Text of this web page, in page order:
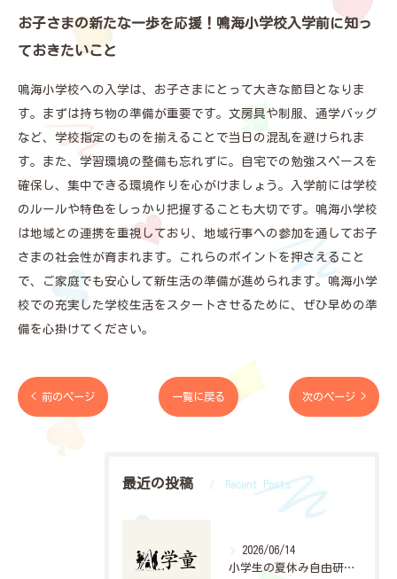
お子さまの新たな一歩を応援！鳴海小学校入学前に知っ
ておきたいこと
鳴海小学校への入学は、お子さまにとって大きな節目となりま
す。まずは持ち物の準備が重要です。文房具や制服、通学バッグ
など、学校指定のものを揃えることで当日の混乱を避けられま
す。また、学習環境の整備も忘れずに。自宅での勉強スペースを
確保し、集中できる環境作りを心がけましょう。入学前には学校
のルールや特色をしっかり把握することも大切です。鳴海小学校
は地域との連携を重視しており、地域行事への参加を通してお子
さまの社会性が育まれます。これらのポイントを押さえること
で、ご家庭でも安心して新生活の準備が進められます。鳴海小学
校での充実した学校生活をスタートさせるために、ぜひ早めの準
備を心掛けてください。
< 前のページ 一覧に戻る 次のページ >
最近の投稿 Recent Posts
2026/06/14
小学生の夏休み自由研究計画法